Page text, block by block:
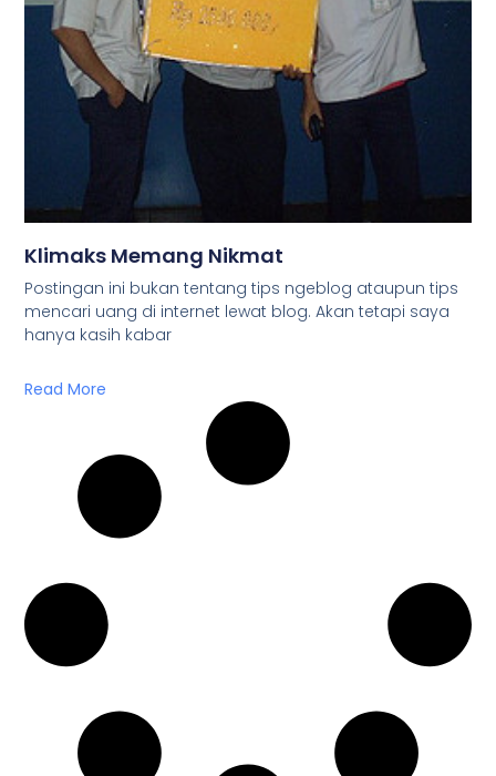
Klimaks Memang Nikmat
Postingan ini bukan tentang tips ngeblog ataupun tips
mencari uang di internet lewat blog. Akan tetapi saya
hanya kasih kabar
Read More